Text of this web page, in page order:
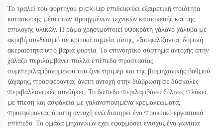
Το τραλεί του φορτηγού pick-up επιδεικνύει εξαιρετική ποιότητα
κατασκευής μέσω των προηγμένων τεχνικών κατασκευής και της
επιλογής υλικών. Η ράμα χρησιμοποιεί υψοκράτη γάλανο χάλυβα με
ακριβή συνδεσιμό σε κριτικά σημεία τάσης, εξασφαλίζοντας δομική
ακεραιότητα υπό βαριά φορτία. Το επινοητικό σύστημα αντοχής στην
χάλαζα περιλαμβάνει πολλά επίπεδα προστασίας,
συμπεριλαμβανομένου του ζινκ πριμέρ και της βιομηχανικής βαθμού
ζάχαρης, προσφέροντας άνετη αντοχή στην διάβρωση σε δύσκολες
περιβαλλοντικές συνθήκες. Το δάπεδο περιλαμβάνει ξύλινες πλάκες
με πίεση και ασφάλεια με γαλανοποιημένα κρεμαλεώματα,
προσφέροντας άριστη αντοχή ενώ διατηρεί ένα πρακτικό εργασιακό
επίπεδο. Το ομάδα μηχανικών έχει εφαρμόσει ενισχυμένα γωνιαία